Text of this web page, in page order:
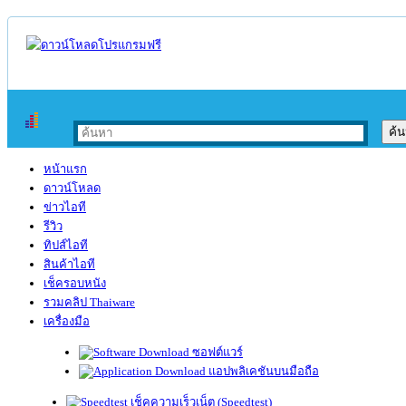
หน้าแรก
ดาวน์โหลด
ข่าวไอที
รีวิว
ทิปส์ไอที
สินค้าไอที
เช็ครอบหนัง
รวมคลิป Thaiware
เครื่องมือ
ซอฟต์แวร์
แอปพลิเคชันบนมือถือ
เช็คความเร็วเน็ต (Speedtest)